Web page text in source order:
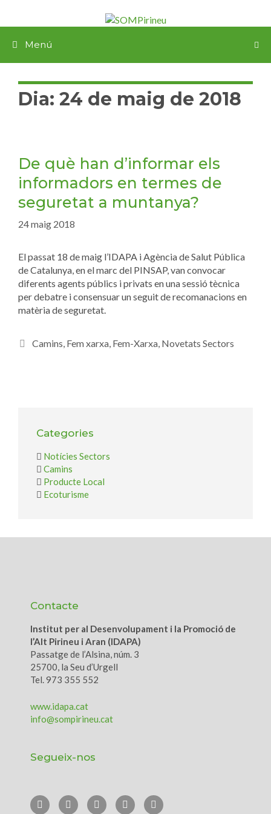
Menú
Dia: 24 de maig de 2018
De què han d’informar els
informadors en termes de
seguretat a muntanya?
24 maig 2018
El passat 18 de maig l’IDAPA i Agència de Salut Pública
de Catalunya, en el marc del PINSAP, van convocar
diferents agents públics i privats en una sessió tècnica
per debatre i consensuar un seguit de recomanacions en
matèria de seguretat.
Camins, Fem xarxa, Fem-Xarxa, Novetats Sectors
Categories
Notícies Sectors
Camins
Producte Local
Ecoturisme
Contacte
Institut per al Desenvolupament i la Promoció de
l’Alt Pirineu i Aran (IDAPA)
Passatge de l’Alsina, núm. 3
25700, la Seu d’Urgell
Tel. 973 355 552
www.idapa.cat
info@sompirineu.cat
Segueix-nos